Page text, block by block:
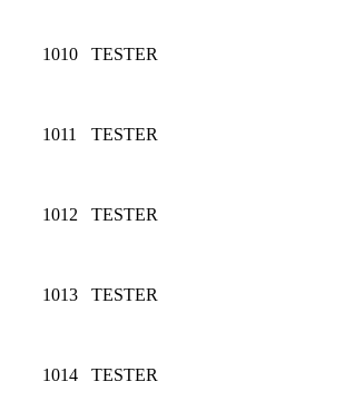
1010 TESTER
1011 TESTER
1012 TESTER
1013 TESTER
1014 TESTER